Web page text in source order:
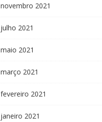
novembro 2021
julho 2021
maio 2021
março 2021
fevereiro 2021
janeiro 2021